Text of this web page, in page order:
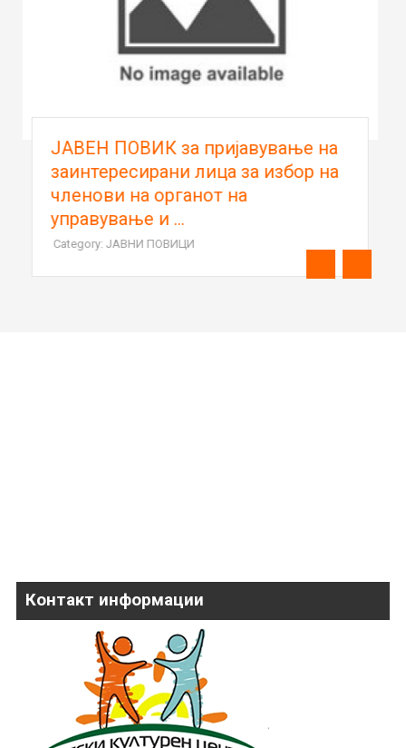
Oдлука за избор по јавен оглас
бр.04-300/1 од 16.06.2026 година
Category: ОГЛАСИ
Контакт информации